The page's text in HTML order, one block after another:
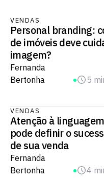
VENDAS
Personal branding:
de imóveis deve
imagem?
Fernanda
Bertonha
5
VENDAS
Atenção à
pode definir o
de sua venda
Fernanda
Bertonha
4